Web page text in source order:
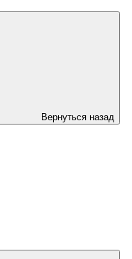
Вернуться назад